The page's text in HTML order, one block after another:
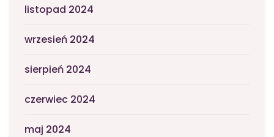
listopad 2024
wrzesień 2024
sierpień 2024
czerwiec 2024
maj 2024